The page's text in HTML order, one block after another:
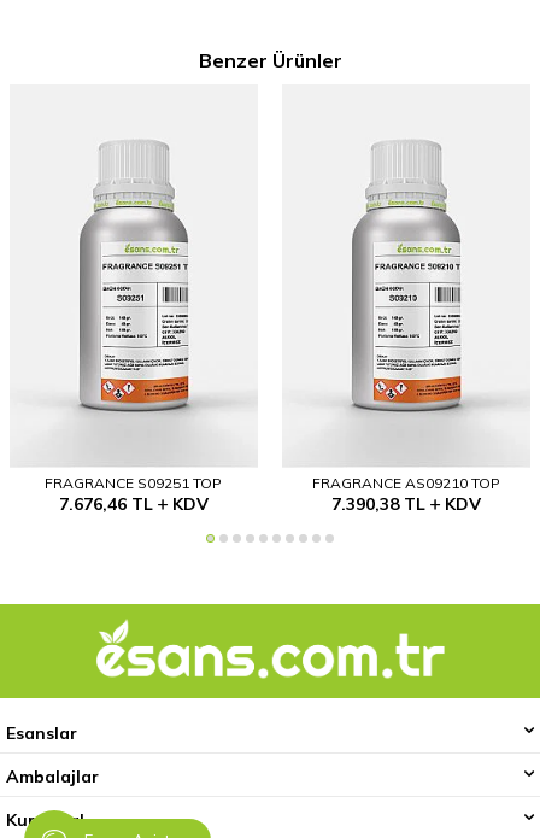
Benzer Ürünler
FRAGRANCE S09251 TOP
7.676,46TL KDV
FRAGRANCE AS09210 TOP
7.390,38TL KDV
Esanslar
Ambalajlar
Kurumsal